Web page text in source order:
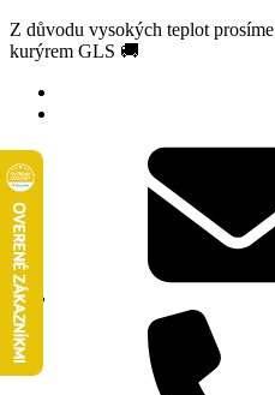
Z důvodu vysokých teplot
kurýrem GLS 🚚